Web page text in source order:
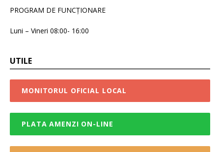
PROGRAM DE FUNCȚIONARE
Luni – Vineri 08:00- 16:00
UTILE
MONITORUL OFICIAL LOCAL
PLATA AMENZI ON-LINE